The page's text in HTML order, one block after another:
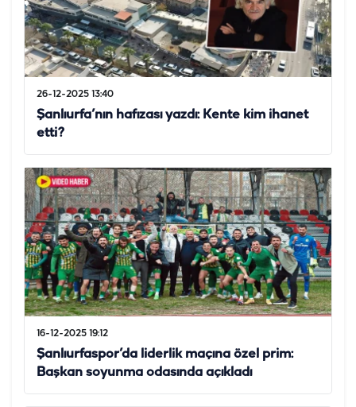
26-12-2025 13:40
Şanlıurfa’nın hafızası yazdı: Kente kim ihanet
etti?
16-12-2025 19:12
Şanlıurfaspor’da liderlik maçına özel prim:
Başkan soyunma odasında açıkladı